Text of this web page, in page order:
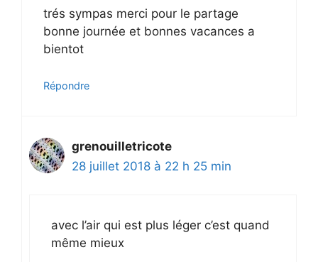
trés sympas merci pour le partage
bonne journée et bonnes vacances a
bientot
Répondre
grenouilletricote
28 juillet 2018 à 22 h 25 min
avec l’air qui est plus léger c’est quand
même mieux